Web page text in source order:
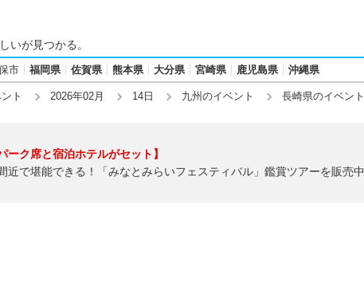
いが見つかる。
市 福岡県 佐賀県 熊本県 大分県 宮崎県 鹿児島県 沖縄県
ト 2026年02月 14日 九州のイベント 長崎県のイベント
ーク席と宿泊ホテルがセット】
近で堪能できる！「みなとみらいフェスティバル」鑑賞ツアーを販売中